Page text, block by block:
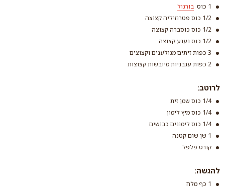
1 כוס בורגול
בורגול
1/2 כוס פטרוזיליה קצוצה
1/2 כוס כוסברה קצוצה
1/2 כוס נענע קצוצה
3 כפות זיתים מגולענים וקצוצים
2 כפות עגבניות מיובשות קצוצות
לרוטב:
1/4 כוס שמן זית
1/4 כוס מיץ לימון
1/4 כוס לימונים כבושים
1 שן שום קטנה
קורט פלפל
להגשה:
1 כף מלח